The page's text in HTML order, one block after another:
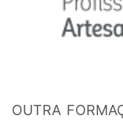
OUTRA